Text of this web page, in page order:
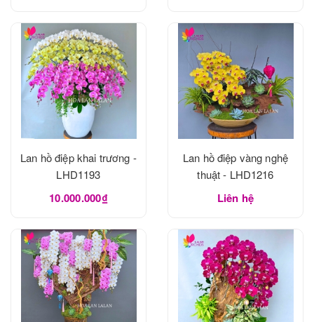
Lan hồ điệp khai trương -
LHD1193
10.000.000₫
Lan hồ điệp vàng nghệ
thuật - LHD1216
Liên hệ